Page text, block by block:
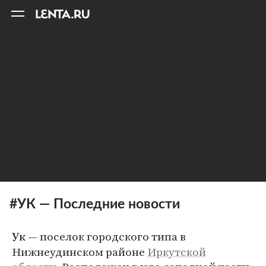
#УК — Последние новости
Ук — поселок городского типа в
Нижнеудинском районе Иркутской